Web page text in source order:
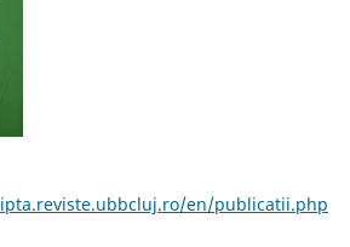
en/publicatii.php